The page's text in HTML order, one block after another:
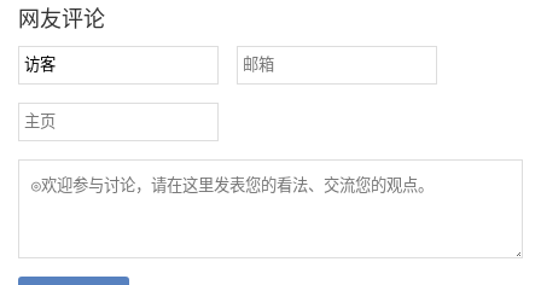
网友评论